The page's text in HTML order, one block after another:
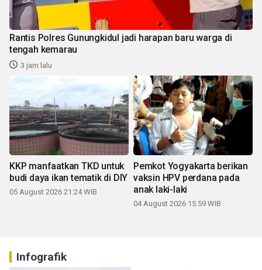
Rantis Polres Gunungkidul jadi harapan baru warga di
tengah kemarau
3 jam lalu
KKP manfaatkan TKD untuk
budi daya ikan tematik di DIY
05 August 2026 21:24 WIB
Pemkot Yogyakarta berikan
vaksin HPV perdana pada
anak laki-laki
04 August 2026 15:59 WIB
Infografik